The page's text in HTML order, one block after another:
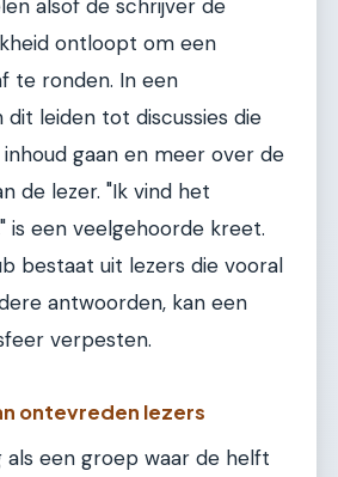
alsof de schrijver de
ontloopt om een
te ronden. In een
dit leiden tot discussies die
gaan en meer over de
de lezer. "Ik vind het
is een veelgehoorde kreet.
bestaat uit lezers die vooral
antwoorden, kan een
verpesten.
ontevreden lezers
als een groep waar de helft